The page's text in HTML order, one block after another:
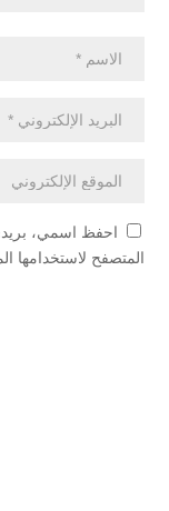
احفظ اسمي،
المتصفح لاستخدامها